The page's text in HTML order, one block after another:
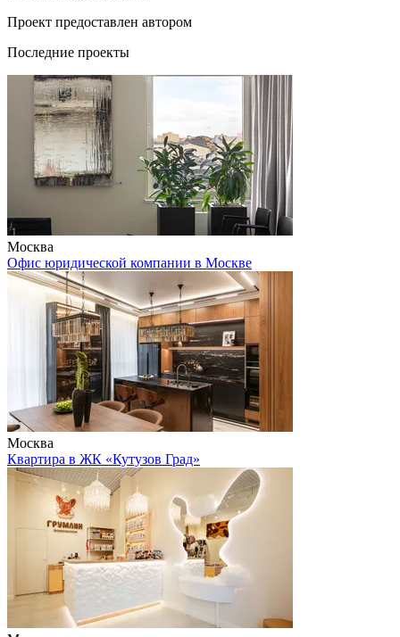
Проект предоставлен автором
Последние проекты
Москва
Офис юридической компании в Москве
Москва
Квартира в ЖК «Кутузов Град»